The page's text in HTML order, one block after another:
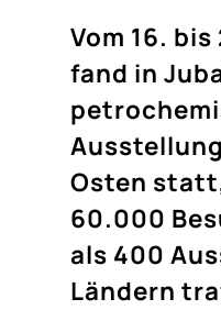
Vom 16.
fand in
Osten
60.000
als 400
Ländern